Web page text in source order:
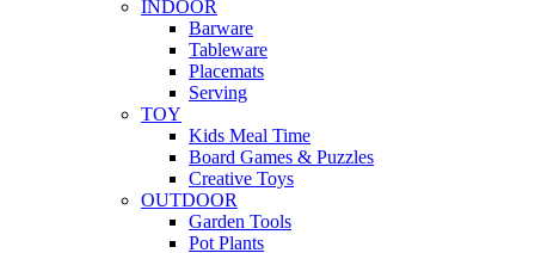
INDOOR
Barware
Tableware
Placemats
Serving
TOY
Kids Meal Time
Board Games & Puzzles
Creative Toys
OUTDOOR
Garden Tools
Pot Plants